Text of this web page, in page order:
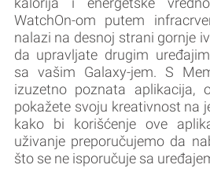
WatchOn-om putem
nalazi na desnoj strani gornje
da upravljate drugim
sa vašim Galaxy-jem. S
izuzetno poznata aplikacija,
pokažete svoju kreativnost na
kako bi korišćenje ove
uživanje preporučujemo da
što se ne isporučuje sa